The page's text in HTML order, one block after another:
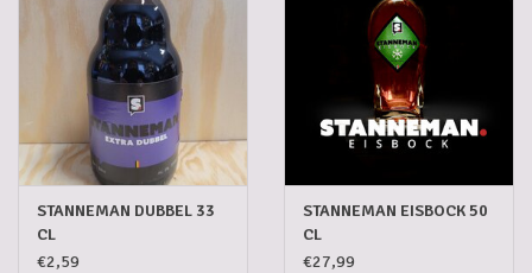
STANNEMAN DUBBEL 33
CL
€2,59
STANNEMAN EISBOCK 50
CL
€27,99